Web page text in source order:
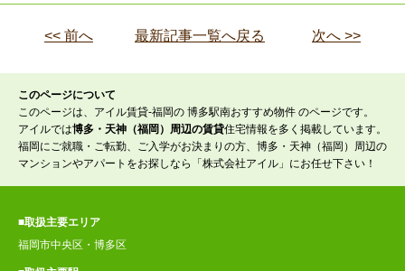
<< 前へ 最新記事一覧へ戻る 次へ >>
このページについて
このページは、アイル賃貸-福岡の 博多駅南おすすめ物件 のページです。
アイルでは博多・天神（福岡）周辺の賃貸住宅情報を多く掲載しています。
福岡にご就職・ご転勤、ご入学がお決まりの方、博多・天神（福岡）周辺の
マンションやアパートをお探しなら「株式会社アイル」にお任せ下さい！
■取扱主要エリア
福岡市中央区・博多区